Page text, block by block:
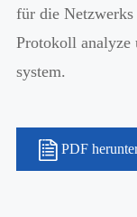
für die
Protokoll analyze
system.
PDF